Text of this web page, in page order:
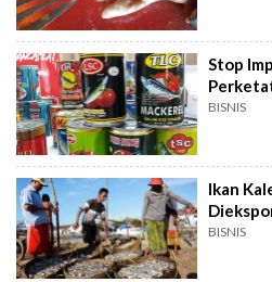
Stop
BISNIS
Ikan
BISNIS